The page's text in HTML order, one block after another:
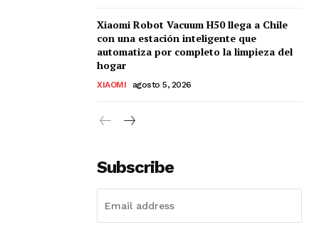
Xiaomi Robot Vacuum H50 llega a Chile
con una estación inteligente que
automatiza por completo la limpieza del
hogar
XIAOMI agosto 5, 2026
Subscribe